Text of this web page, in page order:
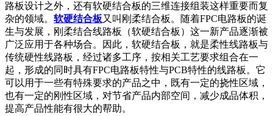
路板设计之外，还有软硬结合板的三维连接组装这样重要而复
杂的领域。 软硬结合板又叫刚柔结合板。随着FPC电路板的诞
生与发展，刚柔结合线路板（软硬结合板）这一新产品逐渐被
广泛应用于各种场合。因此，软硬结合板，就是柔性线路板与
传统硬性线路板，经过诸多工序，按相关工艺要求组合在一
起，形成的同时具有FPC电路板特性与PCB特性的线路板。它
可以用于一些有特殊要求的产品之中，既有一定的挠性区域，
也有一定的刚性区域，对节省产品内部空间，减少成品体积，
提高产品性能有很大的帮助。